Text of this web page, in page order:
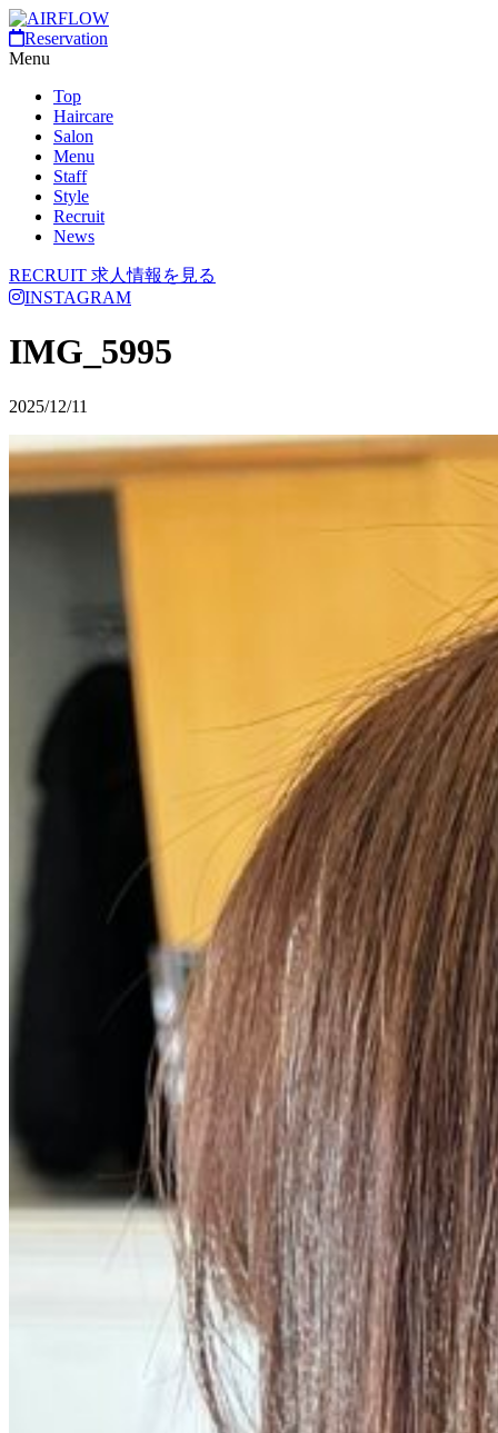
Reservation
Menu
Top
Haircare
Salon
Menu
Staff
Style
Recruit
News
RECRUIT 求人情報を見る
INSTAGRAM
IMG_5995
2025/12/11